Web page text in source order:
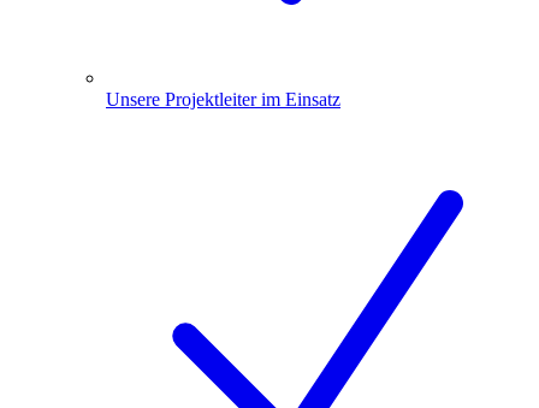
Unsere Projektleiter im Einsatz